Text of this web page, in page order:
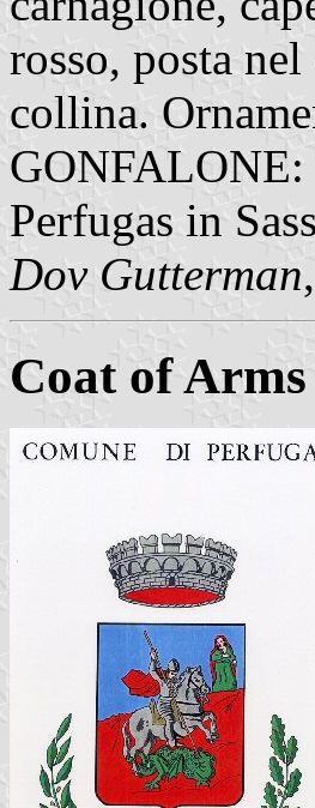
rosso, posta
collina.
Perfugas in
Dov Gutterman
Coat of Arms